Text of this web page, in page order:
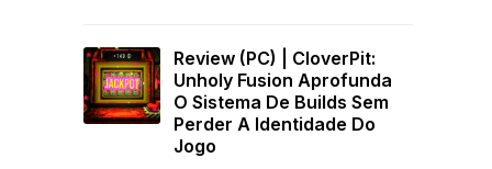
Review (PC) | CloverPit:
Unholy Fusion Aprofunda
O Sistema De Builds Sem
Perder A Identidade Do
Jogo